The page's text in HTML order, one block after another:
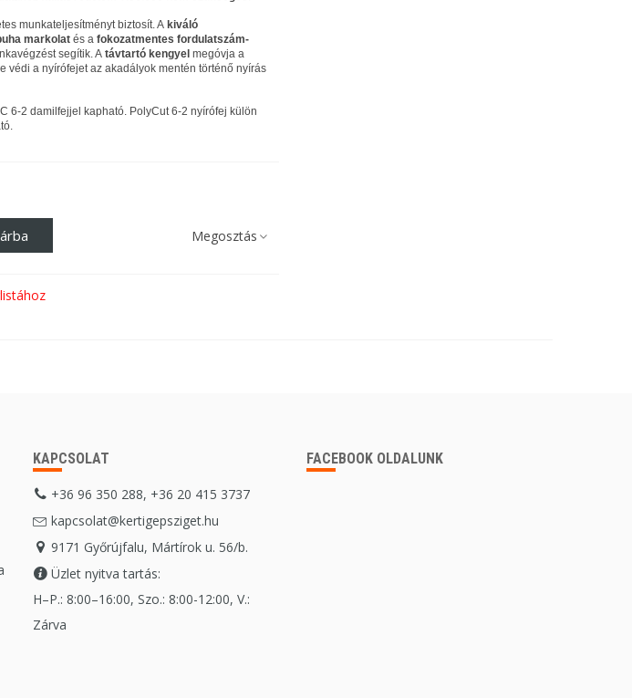
munkateljesítményt biztosít. Akiváló
markolatés afokozatmentes fordulatszám-
segítik. A távtartó kengyel megóvja a
védi a nyírófejet az akadályok mentén történő nyírás
6-2 damilfejjel kapható. PolyCut 6-2 nyírófej külön
Megosztás
KAPCSOLAT
+36 96 350 288, +36 20 415 3737
kapcsolat@kertigepsziget.hu
9171 Győrújfalu, Mártírok u. 56/b.
Üzlet nyitva tartás:
H–P.: 8:00–16:00, Szo.: 8:00-12:00, V.:
Zárva
FACEBOOK OLDALUNK